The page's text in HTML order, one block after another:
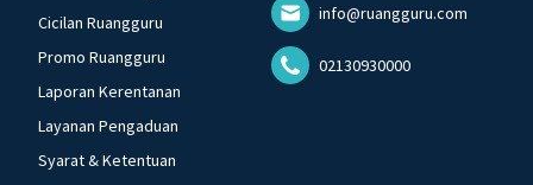
Cicilan Ruangguru
Promo Ruangguru
Laporan Kerentanan
Layanan Pengaduan
Syarat & Ketentuan
info@ruangguru.com
02130930000